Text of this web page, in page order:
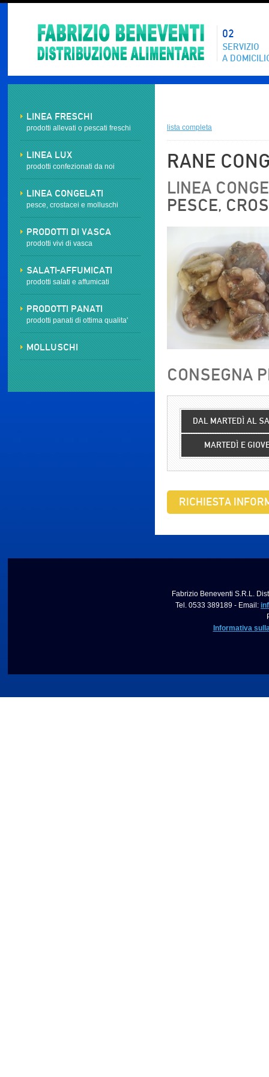
02
SERVIZIO
A
LINEA FRESCHI
prodotti allevati o pescati freschi
LINEA LUX
prodotti confezionati da noi
LINEA CONGELATI
pesce, crostacei e molluschi
PRODOTTI DI VASCA
prodotti vivi di vasca
SALATI-AFFUMICATI
prodotti salati e affumicati
PRODOTTI PANATI
prodotti panati di ottima qualita'
MOLLUSCHI
lista completa
RANE
LINEA
PESCE,
CONSEGNA
DAL MARTEDÌ AL
MARTEDÌ E
RICHIESTA
Fabrizio Beneventi S.R.L.
Tel. 0533 389189 - Email:
Informativa